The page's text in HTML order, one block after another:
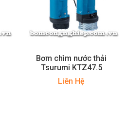
Bơm chìm nước thải
Tsurumi KTZ47.5
Liên Hệ